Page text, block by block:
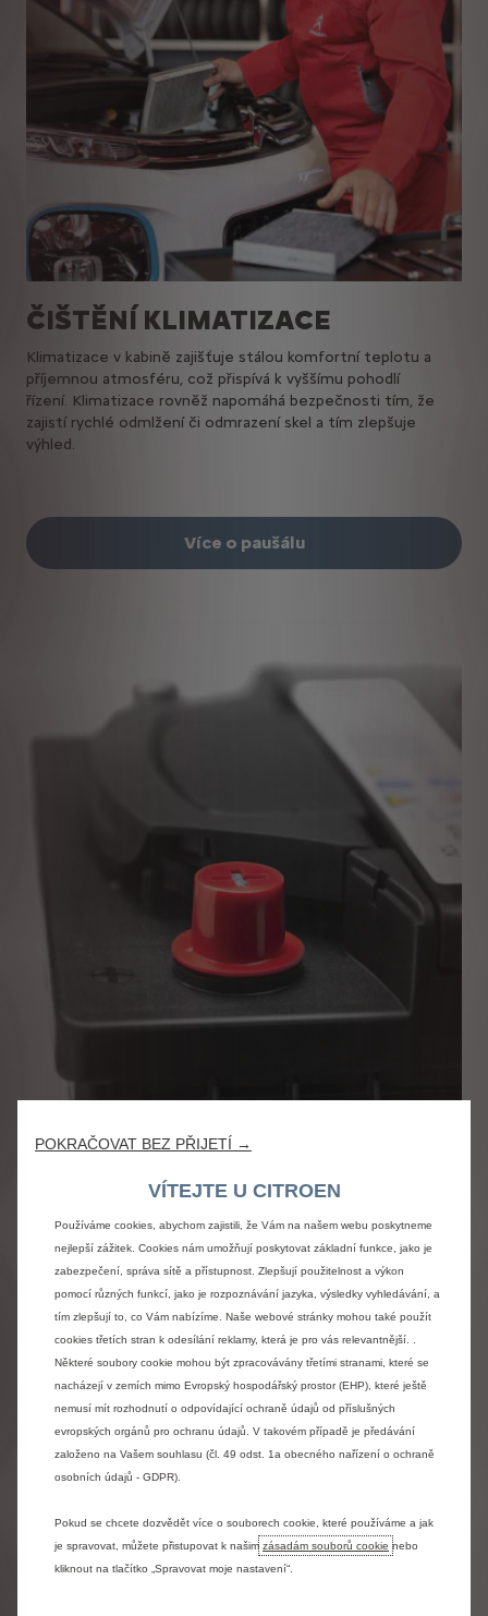
ČIŠTĚNÍ KLIMATIZACE
Klimatizace v kabině zajišťuje stálou komfortní teplotu a
příjemnou atmosféru, což přispívá k vyššímu pohodlí
řízení. Klimatizace rovněž napomáhá bezpečnosti tím, že
zajistí rychlé odmlžení či odmrazení skel a tím zlepšuje
výhled.
Více o paušálu
KONTROLA STAVU A DOBITÍ
AKUMULÁTORU
Vše začíná baterií! Ta zajišťuje start motoru a dodávku
energie dalším zařízením, která ji potřebují ke svému
provozu: světla, alarm, vyhřívání, stěrače, palubní počítač,
autorádio…
Více o paušálu
POKRAČOVAT BEZ PŘIJETÍ →
VÍTEJTE U CITROEN
Používáme cookies, abychom zajistili, že Vám na našem webu poskytneme
nejlepší zážitek. Cookies nám umožňují poskytovat základní funkce, jako je
zabezpečení, správa sítě a přístupnost. Zlepšují použitelnost a výkon
pomocí různých funkcí, jako je rozpoznávání jazyka, výsledky vyhledávání, a
tím zlepšují to, co Vám nabízíme. Naše webové stránky mohou také použít
cookies třetích stran k odesílání reklamy, která je pro vás relevantnější. .
Některé soubory cookie mohou být zpracovávány třetími stranami, které se
nacházejí v zemích mimo Evropský hospodářský prostor (EHP), které ještě
nemusí mít rozhodnutí o odpovídající ochraně údajů od příslušných
evropských orgánů pro ochranu údajů. V takovém případě je předávání
založeno na Vašem souhlasu (čl. 49 odst. 1a obecného nařízení o ochraně
osobních údajů - GDPR).
Pokud se chcete dozvědět více o souborech cookie, které používáme a jak
je spravovat, můžete přistupovat k našim zásadám souborů cookie nebo
kliknout na tlačítko „Spravovat moje nastavení“.